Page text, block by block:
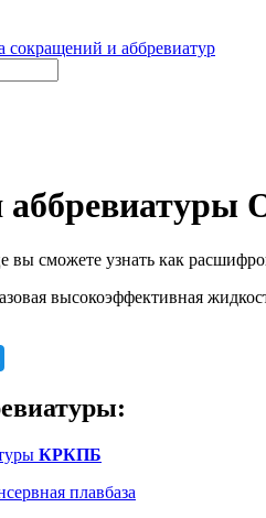
сокращений и аббревиатур
вы сможете узнать как
высокоэффективная
КРКПБ
плавбаза